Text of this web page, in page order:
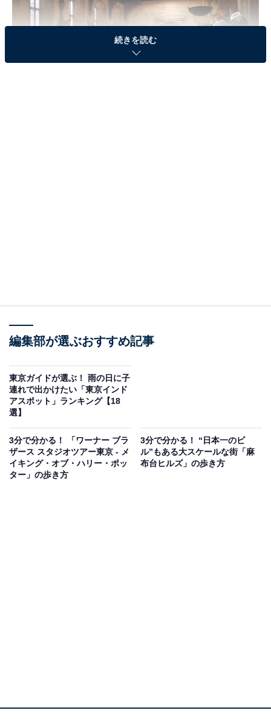
です。
【関連記事】
3分で分かる！ 「ワーナー ブラザース スタジオツアー東
京 ‐ メイキング・オブ・ハリー・ポッター」の歩き方
続きを読む
編集部が選ぶおすすめ記事
東京ガイドが選ぶ！ 雨の日に子
連れで出かけたい「東京インド
アスポット」ランキング【18
選】
3分で分かる！ 「ワーナー ブラ
ザース スタジオツアー東京 ‐ メ
イキング・オブ・ハリー・ポッ
ター」の歩き方
3分で分かる！ “日本一のビ
ル”もある大スケールな街「麻
布台ヒルズ」の歩き方